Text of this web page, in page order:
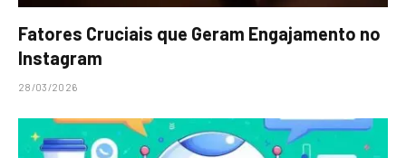
Fatores Cruciais que Geram Engajamento no
Instagram
28/03/2026